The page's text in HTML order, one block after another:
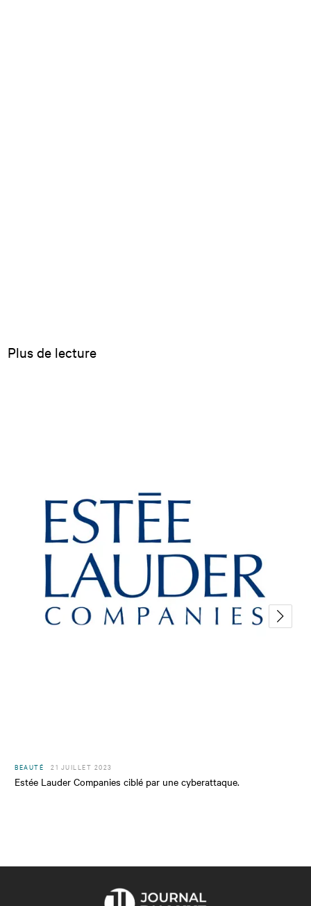
Plus de lecture
BEAUTÉ 21 JUILLET 2023
Estée Lauder Companies ciblé par une cyberattaque.